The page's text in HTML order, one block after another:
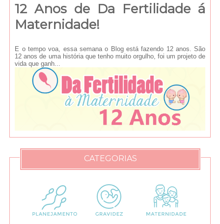
12 Anos de Da Fertilidade á
Maternidade!
E o tempo voa, essa semana o Blog está fazendo 12 anos. São
12 anos de uma história que tenho muito orgulho, foi um projeto de
vida que ganh...
CATEGORIAS